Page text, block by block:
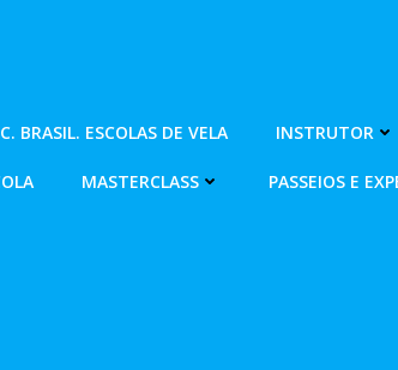
BRASIL. ESCOLAS DE VELA INSTRUTOR
MASTERCLASS PASSEIOS E